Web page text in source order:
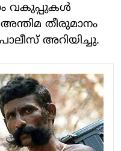
വകുപ്പുകൾ
തീരുമാനം
അറിയിച്ചു.